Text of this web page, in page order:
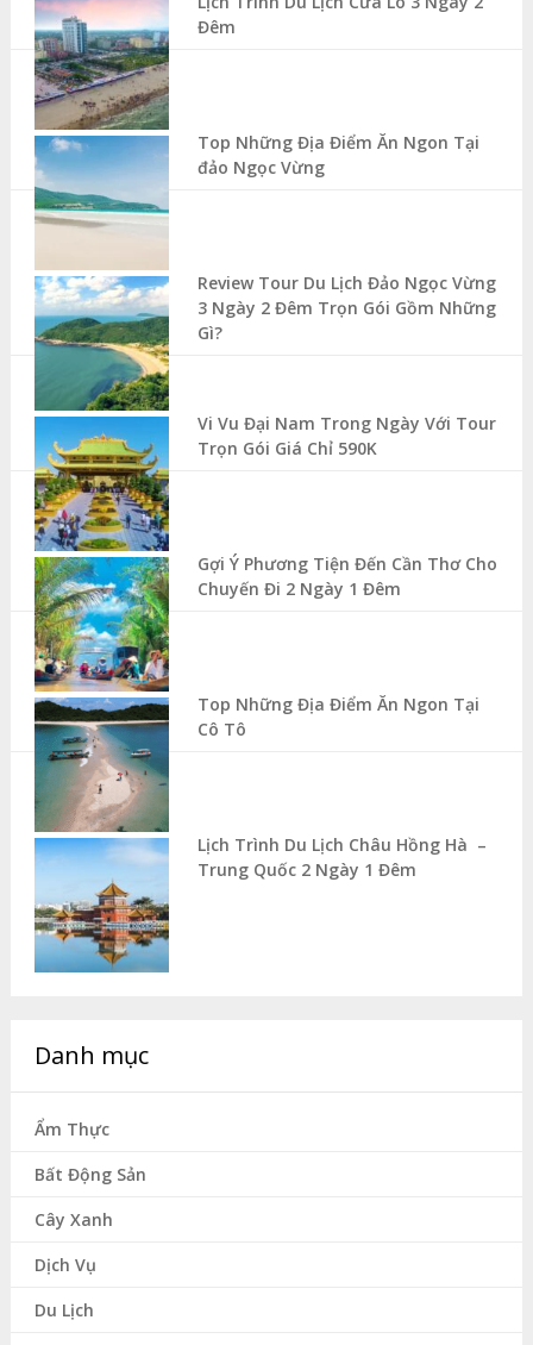
Đêm
Top Những Địa Điểm Ăn Ngon Tại
đảo Ngọc Vừng
Review Tour Du Lịch Đảo Ngọc Vừng
3 Ngày 2 Đêm Trọn Gói Gồm Những
Gì?
Vi Vu Đại Nam Trong Ngày Với Tour
Trọn Gói Giá Chỉ 590K
Gợi Ý Phương Tiện Đến Cần Thơ Cho
Chuyến Đi 2 Ngày 1 Đêm
Top Những Địa Điểm Ăn Ngon Tại
Cô Tô
Lịch Trình Du Lịch Châu Hồng Hà –
Trung Quốc 2 Ngày 1 Đêm
Danh mục
Ẩm Thực
Bất Động Sản
Cây Xanh
Dịch Vụ
Du Lịch